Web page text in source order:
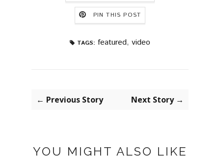
PIN THIS POST
TAGS: featured, video
← Previous Story Next Story →
YOU MIGHT ALSO LIKE